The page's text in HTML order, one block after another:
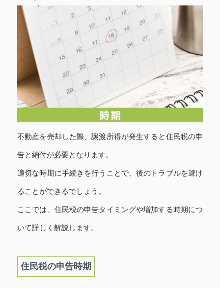
不動産を売却した際、譲渡所得が発生すると住民税の申
告と納付が必要となります。
適切な時期に手続きを行うことで、後のトラブルを避け
ることができるでしょう。
ここでは、住民税の申告タイミングや増加する時期につ
いて詳しく解説します。
住民税の申告時期